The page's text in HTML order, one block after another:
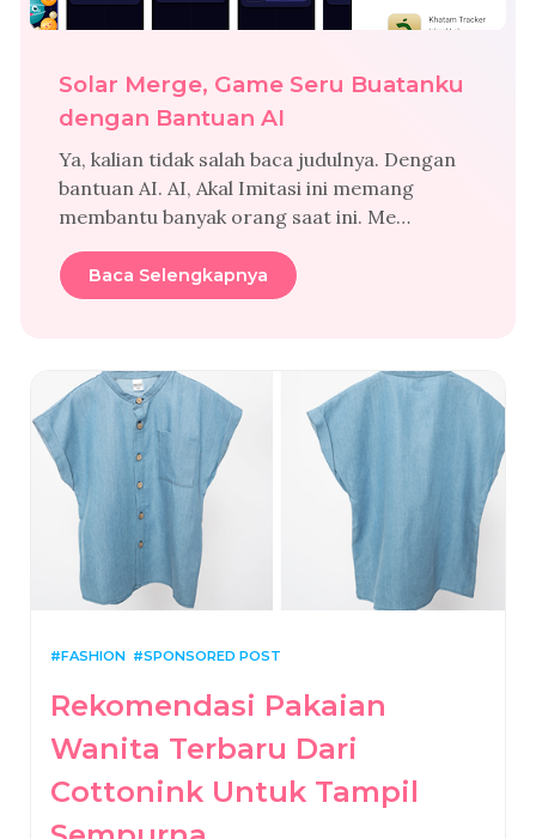
Solar Merge, Game Seru Buatanku
dengan Bantuan AI
Ya, kalian tidak salah baca judulnya. Dengan
bantuan AI. AI, Akal Imitasi ini memang
membantu banyak orang saat ini. Me…
Baca Selengkapnya
FASHION SPONSORED POST
Rekomendasi Pakaian
Wanita Terbaru Dari
Cottonink Untuk Tampil